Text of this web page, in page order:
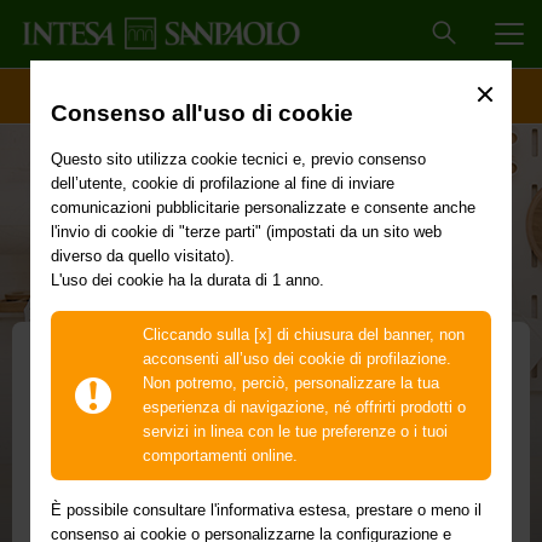
Consenso all'uso di cookie
Questo sito utilizza cookie tecnici e, previo consenso
dell’utente, cookie di profilazione al fine di inviare
comunicazioni pubblicitarie personalizzate e consente anche
l'invio di cookie di "terze parti" (impostati da un sito web
diverso da quello visitato).
L'uso dei cookie ha la durata di 1 anno.
Cliccando sulla [x] di chiusura del banner, non
acconsenti all’uso dei cookie di profilazione.
Non potremo, perciò, personalizzare la tua
esperienza di navigazione, né offrirti prodotti o
servizi in linea con le tue preferenze o i tuoi
comportamenti online.
È possibile consultare l'informativa estesa, prestare o meno il
consenso ai cookie o personalizzarne la configurazione e
IN PROMOZIONE
Conto BusinessInsieme
Conto BusinessInsieme Illimitato con canone
Dedicato a chi svolge un’attività imprenditoriale,